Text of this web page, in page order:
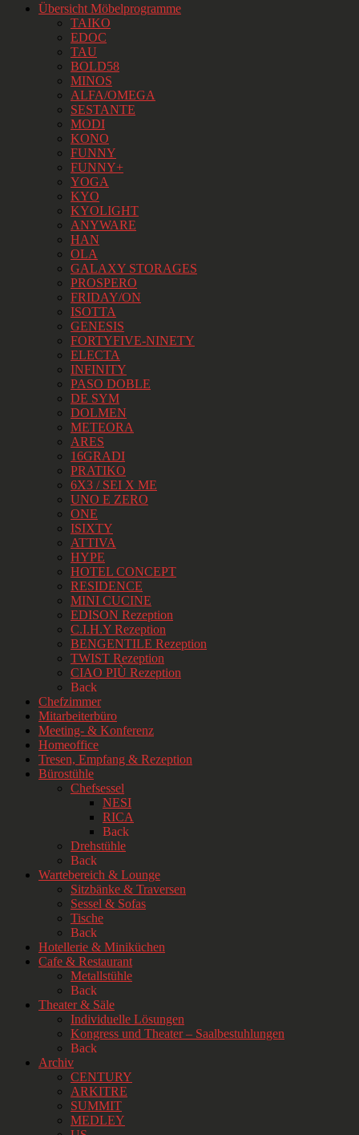
Übersicht Möbelprogramme
TAIKO
EDOC
TAU
BOLD58
MINOS
ALFA/OMEGA
SESTANTE
MODI
KONO
FUNNY
FUNNY+
YOGA
KYO
KYOLIGHT
ANYWARE
HAN
OLA
GALAXY STORAGES
PROSPERO
FRIDAY/ON
ISOTTA
GENESIS
FORTYFIVE-NINETY
ELECTA
INFINITY
PASO DOBLE
DE SYM
DOLMEN
METEORA
ARES
16GRADI
PRATIKO
6X3 / SEI X ME
UNO E ZERO
ONE
ISIXTY
ATTIVA
HYPE
HOTEL CONCEPT
RESIDENCE
MINI CUCINE
EDISON Rezeption
C.I.H.Y Rezeption
BENGENTILE Rezeption
TWIST Rezeption
CIAO PIÙ Rezeption
Back
Chefzimmer
Mitarbeiterbüro
Meeting- & Konferenz
Homeoffice
Tresen, Empfang & Rezeption
Bürostühle
Chefsessel
NESI
RICA
Back
Drehstühle
Back
Wartebereich & Lounge
Sitzbänke & Traversen
Sessel & Sofas
Tische
Back
Hotellerie & Miniküchen
Cafe & Restaurant
Metallstühle
Back
Theater & Säle
Individuelle Lösungen
Kongress und Theater – Saalbestuhlungen
Back
Archiv
CENTURY
ARKITRE
SUMMIT
MEDLEY